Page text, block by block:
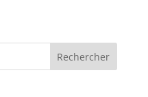
Rechercher